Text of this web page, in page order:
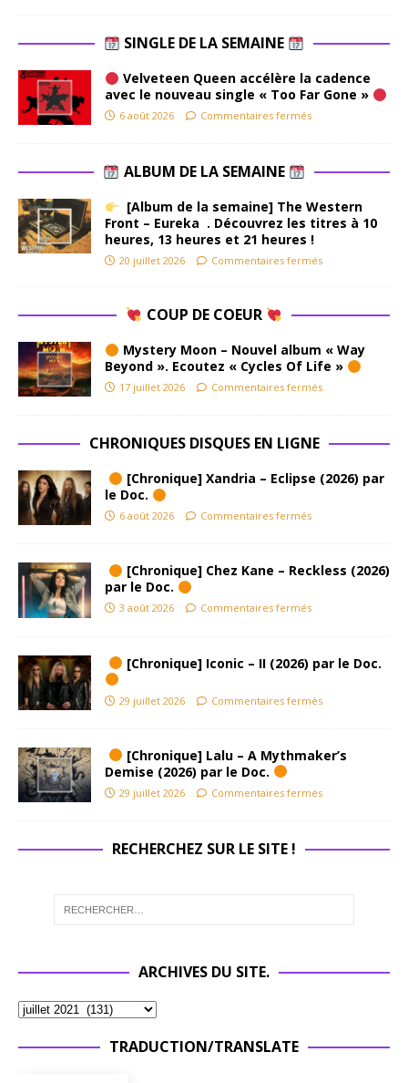
SINGLE DE LA SEMAINE
Velveteen Queen accélère la cadence
avec le nouveau single « Too Far Gone »
6 août 2026 Commentaires fermés
ALBUM DE LA SEMAINE
[Album de la semaine] The Western
Front – Eureka . Découvrez les titres à 10
heures, 13 heures et 21 heures !
20 juillet 2026 Commentaires fermés
COUP DE COEUR
Mystery Moon – Nouvel album « Way
Beyond ». Ecoutez « Cycles Of Life »
17 juillet 2026 Commentaires fermés
CHRONIQUES DISQUES EN LIGNE
[Chronique] Xandria – Eclipse (2026) par
le Doc.
6 août 2026 Commentaires fermés
[Chronique] Chez Kane – Reckless (2026)
par le Doc.
3 août 2026 Commentaires fermés
[Chronique] Iconic – II (2026) par le Doc.
29 juillet 2026 Commentaires fermés
[Chronique] Lalu – A Mythmaker’s
Demise (2026) par le Doc.
29 juillet 2026 Commentaires fermés
RECHERCHEZ SUR LE SITE !
ARCHIVES DU SITE.
TRADUCTION/TRANSLATE